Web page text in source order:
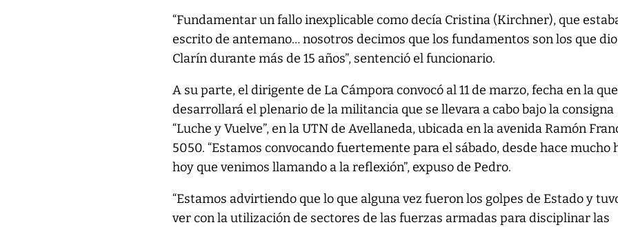
“Fundamentar un fallo inexplicable como decía Cristina (Kirchner), que
escrito de antemano… nosotros decimos que los fundamentos son los que dio
Clarín durante más de 15 años”, sentenció el funcionario.
A su parte, el dirigente de La Cámpora convocó al 11 de marzo, fecha en la
desarrollará el plenario de la militancia que se llevara a cabo bajo la consigna
“Luche y Vuelve”, en la UTN de Avellaneda, ubicada en la avenida Ramón
5050. “Estamos convocando fuertemente para el sábado, desde hace mucho
hoy que venimos llamando a la reflexión”, expuso de Pedro.
“Estamos advirtiendo que lo que alguna vez fueron los golpes de Estado y
ver con la utilización de sectores de las fuerzas armadas para disciplinar las